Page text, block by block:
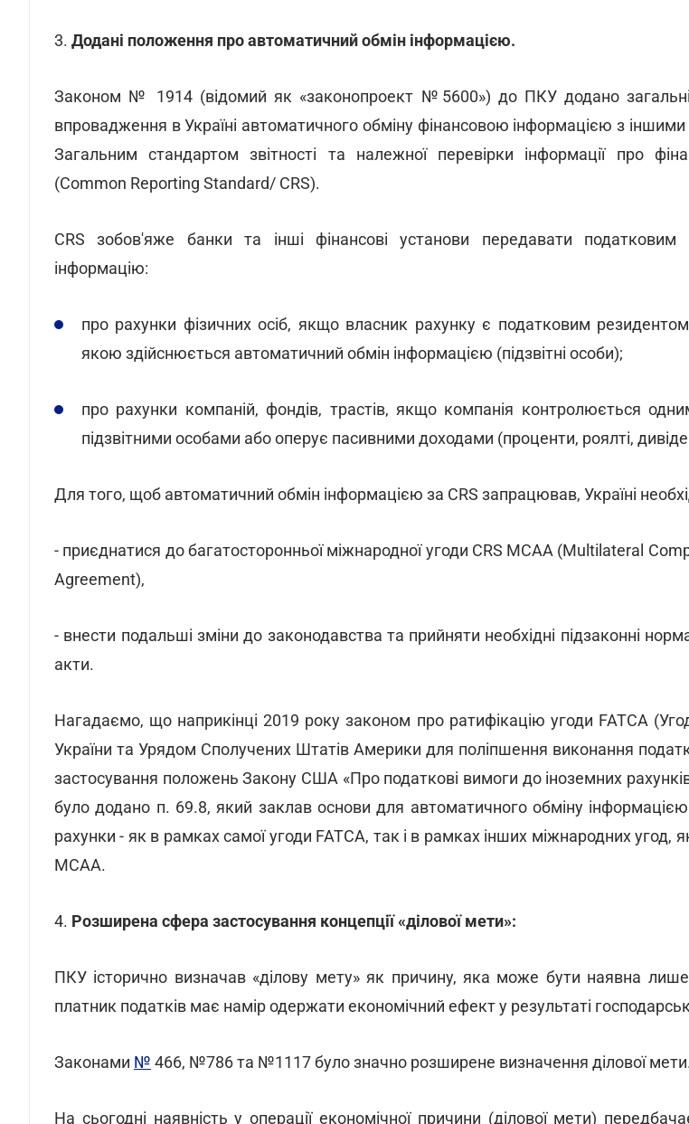
3. Додані положення про автоматичний обмін інформацією.
Законом № 1914 (відомий як «законопроект №5600») до ПКУ додано
впровадження в Україні автоматичного обміну фінансовою інформацією з
Загальним стандартом звітності та належної перевірки інформації про
(Сommon Reporting Standard/ CRS).
CRS зобов'яже банки та інші фінансові установи передавати податковим
інформацію:
про рахунки фізичних осіб, якщо власник рахунку є податковим
якою здійснюється автоматичний обмін інформацією (підзвітні особи);
про рахунки компаній, фондів, трастів, якщо компанія контролюється
підзвітними особами або оперує пасивними доходами (проценти, роялті,
Для того, щоб автоматичний обмін інформацією за CRS запрацював, Україні
- приєднатися до багатосторонньої міжнародної угоди CRS MCAA (Multilateral
Agreement),
- внести подальші зміни до законодавства та прийняти необхідні підзаконні
акти.
Нагадаємо, що наприкінці 2019 року законом про ратифікацію угоди FATCA
України та Урядом Сполучених Штатів Америки для поліпшення виконання
застосування положень Закону США «Про податкові вимоги до іноземних
було додано п. 69.8, який заклав основи для автоматичного обміну інформацією
рахунки - як в рамках самої угоди FATCA, так і в рамках інших міжнародних угод,
MCAA.
4. Розширена сфера застосування концепції «ділової мети»:
ПКУ історично визначав «ділову мету» як причину, яка може бути наявна
платник податків має намір одержати економічний ефект у результаті
Законами № 466, №786 та №1117 було значно розширене визначення ділової
На сьогодні наявність у операції економічної причини (ділової мети)